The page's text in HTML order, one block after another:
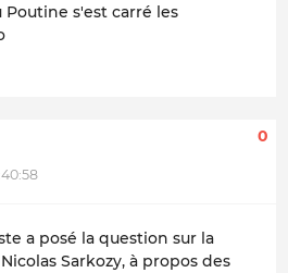
s'est carré les
0
a posé la question sur la
Sarkozy, à propos des